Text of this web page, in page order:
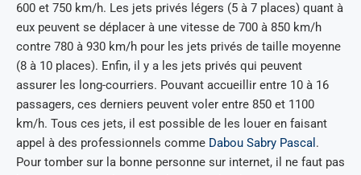
600 et 750 km/h. Les jets privés légers (5 à 7 places) quant à
eux peuvent se déplacer à une vitesse de 700 à 850 km/h
contre 780 à 930 km/h pour les jets privés de taille moyenne
(8 à 10 places). Enfin, il y a les jets privés qui peuvent
assurer les long-courriers. Pouvant accueillir entre 10 à 16
passagers, ces derniers peuvent voler entre 850 et 1100
km/h. Tous ces jets, il est possible de les louer en faisant
appel à des professionnels comme Dabou Sabry Pascal .
Pour tomber sur la bonne personne sur internet, il ne faut pas